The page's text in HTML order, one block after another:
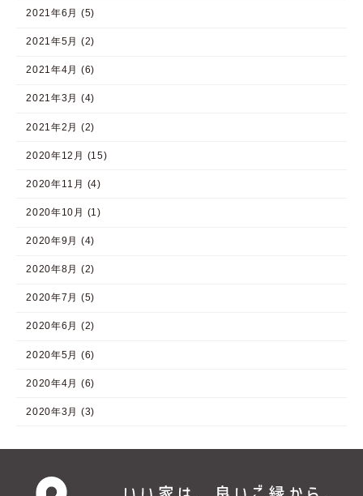
2021年6月 (5)
2021年5月 (2)
2021年4月 (6)
2021年3月 (4)
2021年2月 (2)
2020年12月 (15)
2020年11月 (4)
2020年10月 (1)
2020年9月 (4)
2020年8月 (2)
2020年7月 (5)
2020年6月 (2)
2020年5月 (6)
2020年4月 (6)
2020年3月 (3)